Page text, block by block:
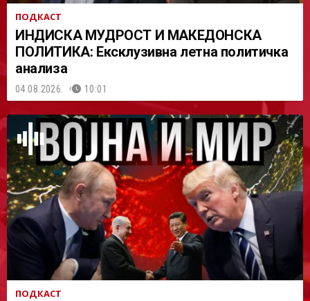
ПОДКАСТ
ИНДИСКА МУДРОСТ И МАКЕДОНСКА
ПОЛИТИКА: Ексклузивна летна политичка
анализа
04.08.2026. 10:01
ПОДКАСТ